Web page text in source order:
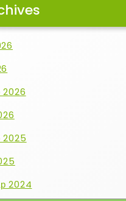
2025
2024